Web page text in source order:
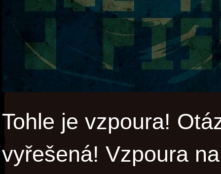
Tohle je vzpoura!
vyřešená! Vzpoura